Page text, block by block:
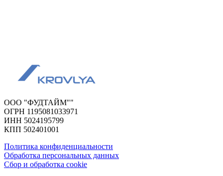
ООО "ФУДТАЙМ""
ОГРН 1195081033971
ИНН 5024195799
КПП 502401001
Политика конфиденциальности
Обработка персональных данных
Сбор и обработка cookie